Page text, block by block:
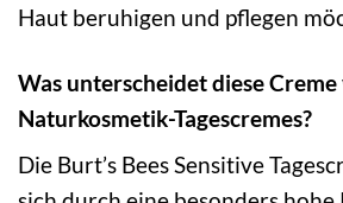
Haut beruhigen und pflegen
Was unterscheidet diese
Naturkosmetik-Tagescremes?
Die Burt’s Bees Sensitive